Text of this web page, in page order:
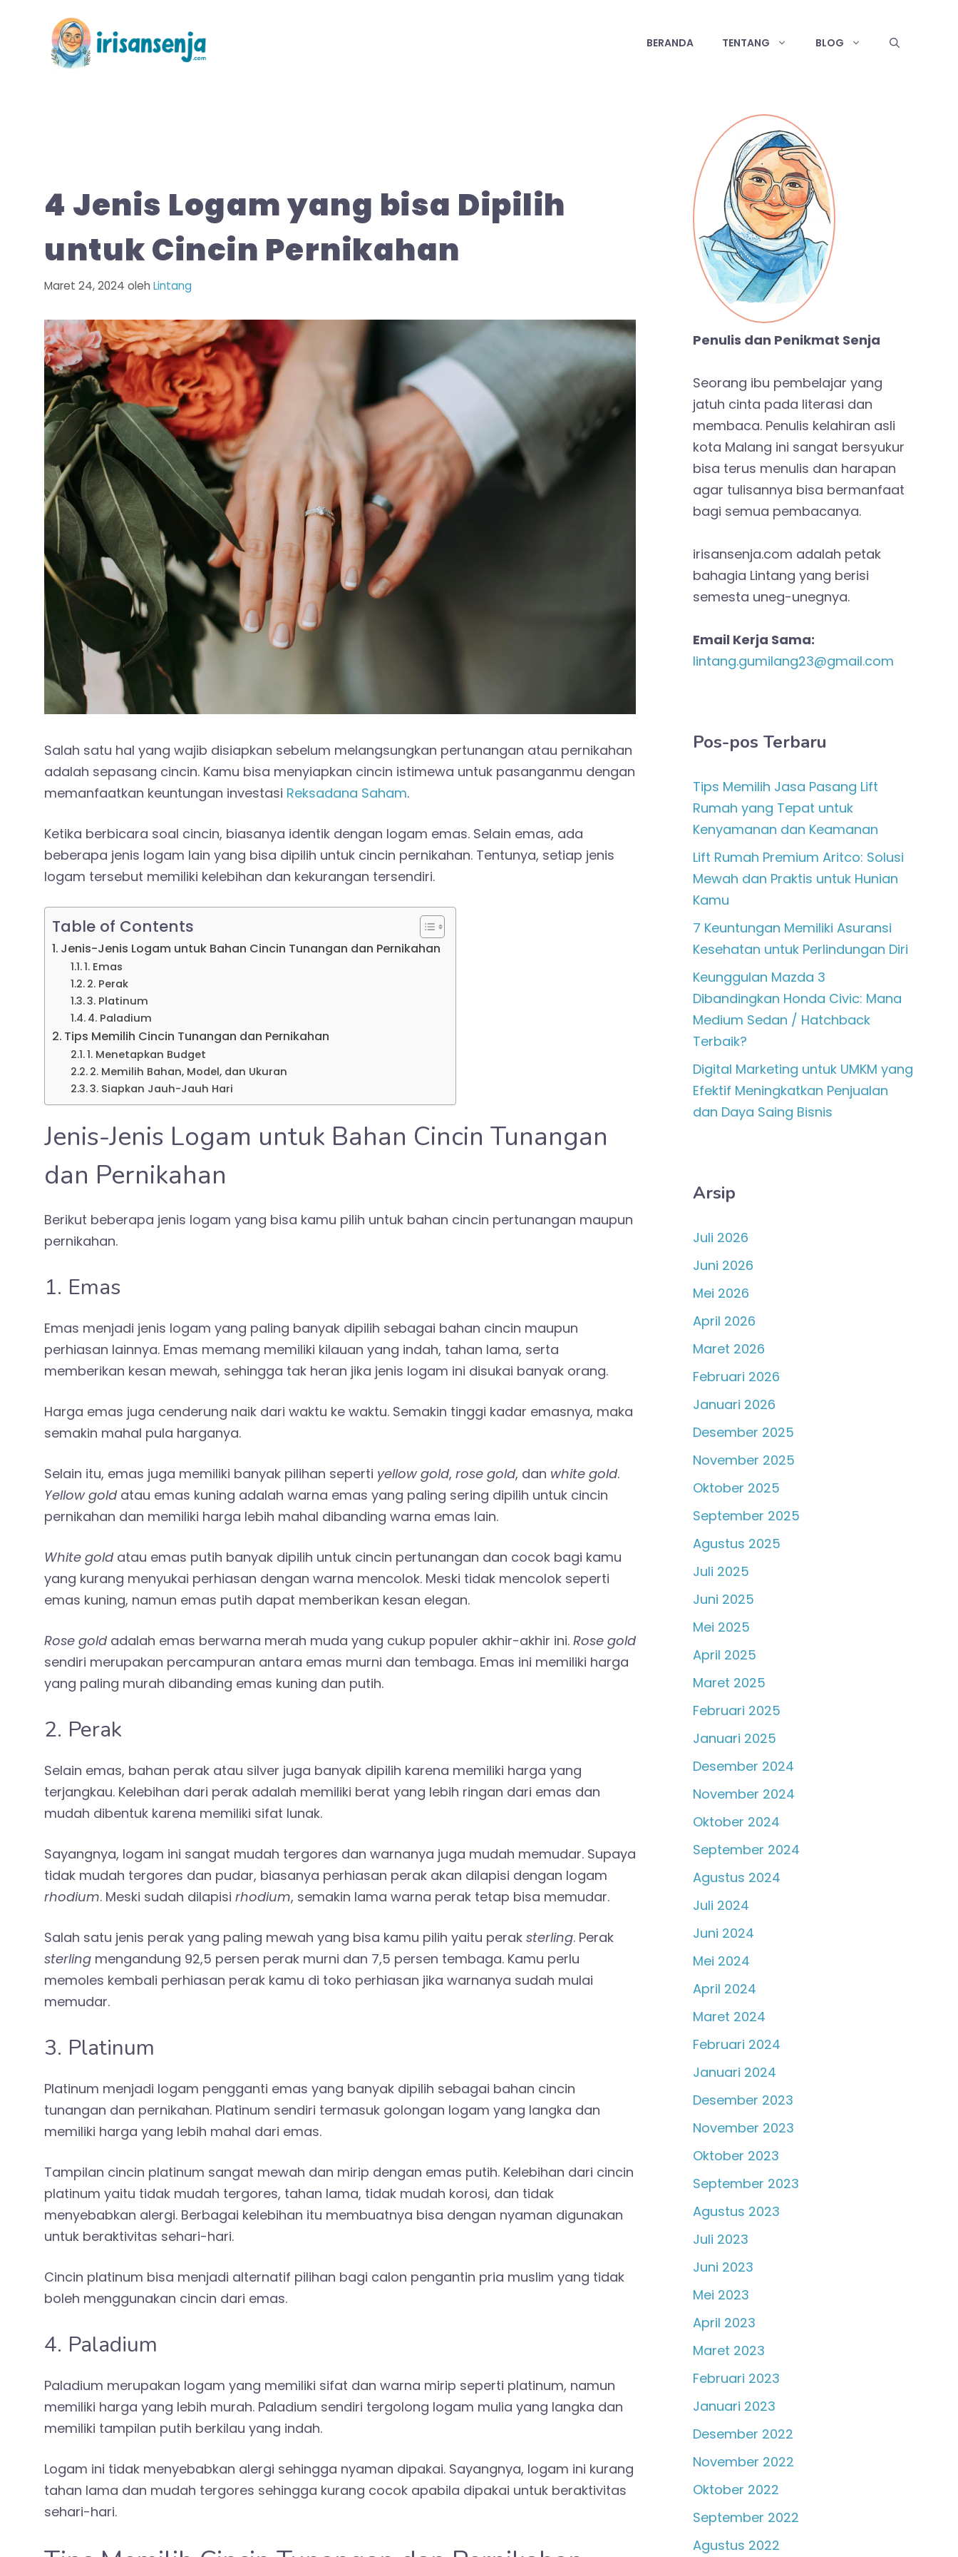
BERANDA TENTANG BLOG
4 Jenis Logam yang bisa Dipilih
untuk Cincin Pernikahan
Maret 24, 2024 oleh Lintang
Salah satu hal yang wajib disiapkan sebelum melangsungkan pertunangan atau pernikahan
adalah sepasang cincin. Kamu bisa menyiapkan cincin istimewa untuk pasanganmu dengan
memanfaatkan keuntungan investasi Reksadana Saham.
Ketika berbicara soal cincin, biasanya identik dengan logam emas. Selain emas, ada
beberapa jenis logam lain yang bisa dipilih untuk cincin pernikahan. Tentunya, setiap jenis
logam tersebut memiliki kelebihan dan kekurangan tersendiri.
Table of Contents
Jenis-Jenis Logam untuk Bahan Cincin Tunangan dan Pernikahan
1. Emas
2. Perak
3. Platinum
4. Paladium
Tips Memilih Cincin Tunangan dan Pernikahan
1. Menetapkan Budget
2. Memilih Bahan, Model, dan Ukuran
3. Siapkan Jauh-Jauh Hari
Jenis-Jenis Logam untuk Bahan Cincin Tunangan
dan Pernikahan
Berikut beberapa jenis logam yang bisa kamu pilih untuk bahan cincin pertunangan maupun
pernikahan.
1. Emas
Emas menjadi jenis logam yang paling banyak dipilih sebagai bahan cincin maupun
perhiasan lainnya. Emas memang memiliki kilauan yang indah, tahan lama, serta
memberikan kesan mewah, sehingga tak heran jika jenis logam ini disukai banyak orang.
Harga emas juga cenderung naik dari waktu ke waktu. Semakin tinggi kadar emasnya, maka
semakin mahal pula harganya.
Selain itu, emas juga memiliki banyak pilihan seperti yellow gold, rose gold, dan white gold.
Yellow gold atau emas kuning adalah warna emas yang paling sering dipilih untuk cincin
pernikahan dan memiliki harga lebih mahal dibanding warna emas lain.
White gold atau emas putih banyak dipilih untuk cincin pertunangan dan cocok bagi kamu
yang kurang menyukai perhiasan dengan warna mencolok. Meski tidak mencolok seperti
emas kuning, namun emas putih dapat memberikan kesan elegan.
Rose gold adalah emas berwarna merah muda yang cukup populer akhir-akhir ini. Rose gold
sendiri merupakan percampuran antara emas murni dan tembaga. Emas ini memiliki harga
yang paling murah dibanding emas kuning dan putih.
2. Perak
Selain emas, bahan perak atau silver juga banyak dipilih karena memiliki harga yang
terjangkau. Kelebihan dari perak adalah memiliki berat yang lebih ringan dari emas dan
mudah dibentuk karena memiliki sifat lunak.
Sayangnya, logam ini sangat mudah tergores dan warnanya juga mudah memudar. Supaya
tidak mudah tergores dan pudar, biasanya perhiasan perak akan dilapisi dengan logam
rhodium. Meski sudah dilapisi rhodium, semakin lama warna perak tetap bisa memudar.
Salah satu jenis perak yang paling mewah yang bisa kamu pilih yaitu perak sterling. Perak
sterling mengandung 92,5 persen perak murni dan 7,5 persen tembaga. Kamu perlu
memoles kembali perhiasan perak kamu di toko perhiasan jika warnanya sudah mulai
memudar.
3. Platinum
Platinum menjadi logam pengganti emas yang banyak dipilih sebagai bahan cincin
tunangan dan pernikahan. Platinum sendiri termasuk golongan logam yang langka dan
memiliki harga yang lebih mahal dari emas.
Tampilan cincin platinum sangat mewah dan mirip dengan emas putih. Kelebihan dari cincin
platinum yaitu tidak mudah tergores, tahan lama, tidak mudah korosi, dan tidak
menyebabkan alergi. Berbagai kelebihan itu membuatnya bisa dengan nyaman digunakan
untuk beraktivitas sehari-hari.
Cincin platinum bisa menjadi alternatif pilihan bagi calon pengantin pria muslim yang tidak
boleh menggunakan cincin dari emas.
4. Paladium
Paladium merupakan logam yang memiliki sifat dan warna mirip seperti platinum, namun
memiliki harga yang lebih murah. Paladium sendiri tergolong logam mulia yang langka dan
memiliki tampilan putih berkilau yang indah.
Logam ini tidak menyebabkan alergi sehingga nyaman dipakai. Sayangnya, logam ini kurang
tahan lama dan mudah tergores sehingga kurang cocok apabila dipakai untuk beraktivitas
sehari-hari.
Penulis dan Penikmat Senja
Seorang ibu pembelajar yang
jatuh cinta pada literasi dan
membaca. Penulis kelahiran asli
kota Malang ini sangat bersyukur
bisa terus menulis dan harapan
agar tulisannya bisa bermanfaat
bagi semua pembacanya.
irisansenja.com adalah petak
bahagia Lintang yang berisi
semesta uneg-unegnya.
Email Kerja Sama:
lintang.gumilang23@gmail.com
Pos-pos Terbaru
Tips Memilih Jasa Pasang Lift
Rumah yang Tepat untuk
Kenyamanan dan Keamanan
Lift Rumah Premium Aritco: Solusi
Mewah dan Praktis untuk Hunian
Kamu
7 Keuntungan Memiliki Asuransi
Kesehatan untuk Perlindungan Diri
Keunggulan Mazda 3
Dibandingkan Honda Civic: Mana
Medium Sedan / Hatchback
Terbaik?
Digital Marketing untuk UMKM yang
Efektif Meningkatkan Penjualan
dan Daya Saing Bisnis
Arsip
Juli 2026
Juni 2026
Mei 2026
April 2026
Maret 2026
Februari 2026
Januari 2026
Desember 2025
November 2025
Oktober 2025
September 2025
Agustus 2025
Juli 2025
Juni 2025
Mei 2025
April 2025
Maret 2025
Februari 2025
Januari 2025
Desember 2024
November 2024
Oktober 2024
September 2024
Agustus 2024
Juli 2024
Juni 2024
Mei 2024
April 2024
Maret 2024
Februari 2024
Januari 2024
Desember 2023
November 2023
Oktober 2023
September 2023
Agustus 2023
Juli 2023
Juni 2023
Mei 2023
April 2023
Maret 2023
Februari 2023
Januari 2023
Desember 2022
November 2022
Oktober 2022
September 2022
Agustus 2022